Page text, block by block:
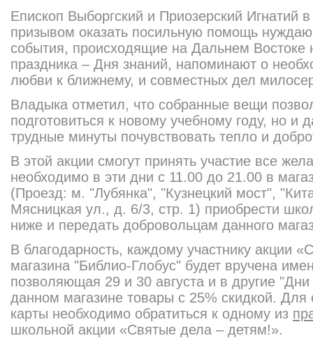
Епископ Выборгский и Приозерский Игнатий
призывом оказать посильную помощь
события, происходящие на Дальнем Востоке
праздника – Дня знаний, напоминают о
любви к ближнему, и совместных дел
Владыка отметил, что собранные вещи
подготовиться к новому учебному году, но и
трудные минуты почувствовать тепло и
В этой акции смогут принять участие все
необходимо в эти дни с 11.00 до 21.00 в
(Проезд: м. "Лубянка", "Кузнецкий мост",
Мясницкая ул., д. 6/3, стр. 1) приобрести
ниже и передать добровольцам данного
В благодарность, каждому участнику акции
магазина "Библио-Глобус" будет вручена
позволяющая 29 и 30 августа и в другие "Дни
данном магазине товары с 25% скидкой.
карты необходимо обратиться к одному из
школьной акции «Святые дела – детям!».